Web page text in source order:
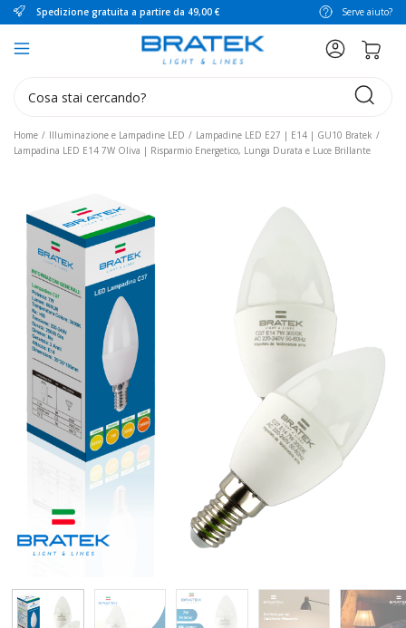
Spedizione gratuita a partire da 49,00 € Serve aiuto?
search
Home Illuminazione e Lampadine LED
Lampadine LED E27 | E14 | GU10 Bratek
Lampadina LED E14 7W Oliva | Risparmio Energetico, Lunga Durata e Luce Brillante